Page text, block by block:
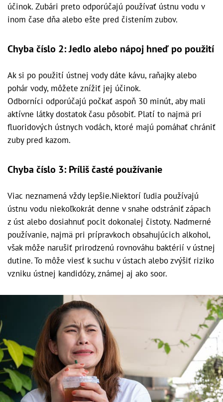
účinok. Zubári preto odporúčajú používať ústnu vodu v
inom čase dňa alebo ešte pred čistením zubov.
Chyba číslo 2: Jedlo alebo nápoj hneď po použití
Ak si po použití ústnej vody dáte kávu, raňajky alebo
pohár vody, môžete znížiť jej účinok.
Odborníci odporúčajú počkať aspoň 30 minút, aby mali
aktívne látky dostatok času pôsobiť. Platí to najmä pri
fluoridových ústnych vodách, ktoré majú pomáhať chrániť
zuby pred kazom.
Chyba číslo 3: Príliš časté používanie
Viac neznamená vždy lepšie.Niektorí ľudia používajú
ústnu vodu niekoľkokrát denne v snahe odstrániť zápach
z úst alebo dosiahnuť pocit dokonalej čistoty. Nadmerné
používanie, najmä pri prípravkoch obsahujúcich alkohol,
však môže narušiť prirodzenú rovnováhu baktérií v ústnej
dutine. To môže viesť k suchu v ústach alebo zvýšiť riziko
vzniku ústnej kandidózy, známej aj ako soor.